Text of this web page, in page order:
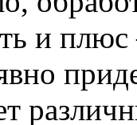
и плюс